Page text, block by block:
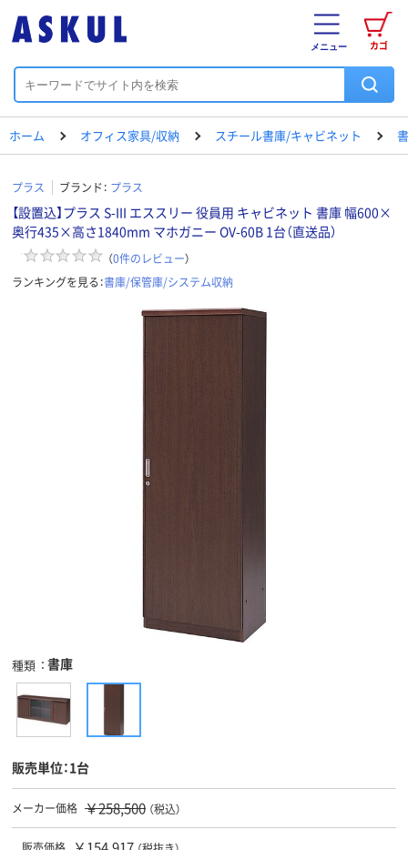
カゴ
メニュー
ホーム オフィス家具/収納 スチール書庫/キャビネット
プラス ブランド： プラス
【設置込】プラス S-III エススリー 役員用 キャビネット 書庫 幅600×
奥行435×高さ1840mm マホガニー OV-60B 1台（直送品）
（0件のレビュー）
ランキングを見る：書庫/保管庫/システム収納
種類 書庫
販売単位：1台
メーカー価格 ￥258,500 （税込）
販売価格